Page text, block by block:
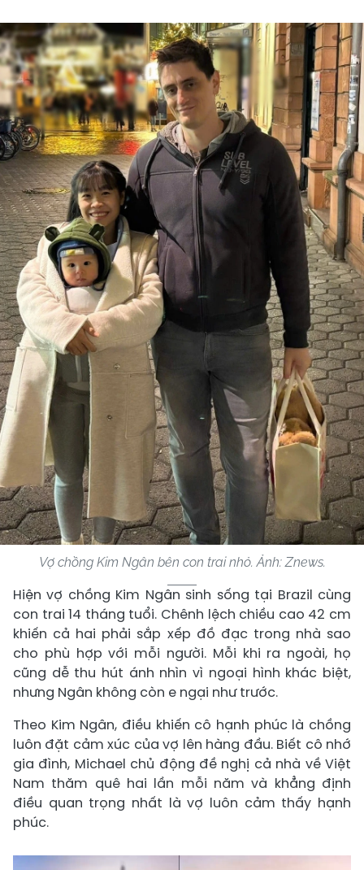
Vợ chồng Kim Ngân bên con trai nhỏ. Ảnh: Znews.
Hiện vợ chồng Kim Ngân sinh sống tại Brazil cùng
con trai 14 tháng tuổi. Chênh lệch chiều cao 42 cm
khiến cả hai phải sắp xếp đồ đạc trong nhà sao
cho phù hợp với mỗi người. Mỗi khi ra ngoài, họ
cũng dễ thu hút ánh nhìn vì ngoại hình khác biệt,
nhưng Ngân không còn e ngại như trước.
Theo Kim Ngân, điều khiến cô hạnh phúc là chồng
luôn đặt cảm xúc của vợ lên hàng đầu. Biết cô nhớ
gia đình, Michael chủ động đề nghị cả nhà về Việt
Nam thăm quê hai lần mỗi năm và khẳng định
điều quan trọng nhất là vợ luôn cảm thấy hạnh
phúc.